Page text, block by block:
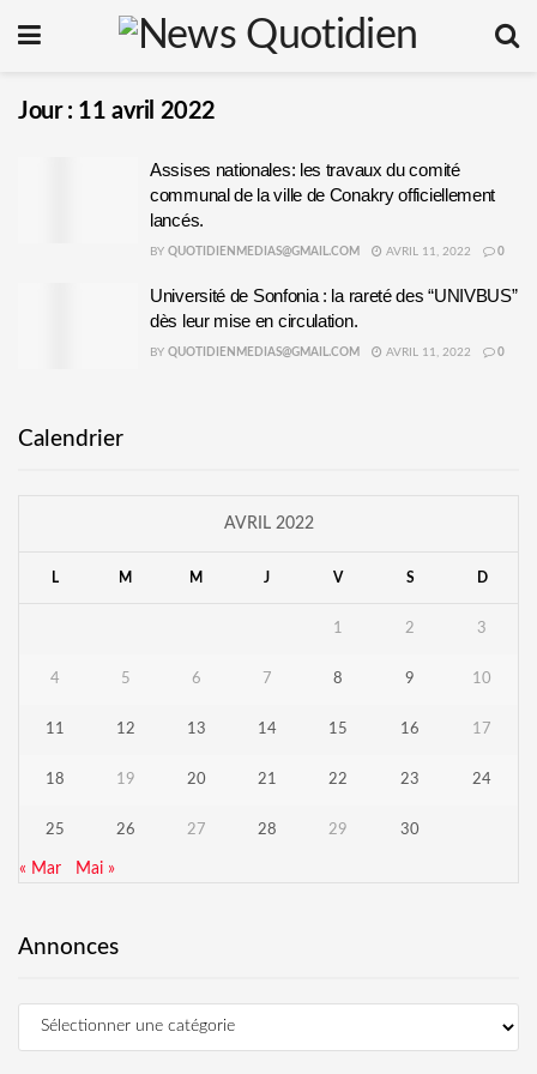
Jour : 11 avril 2022
Assises nationales: les travaux du comité
communal de la ville de Conakry officiellement
lancés.
BY QUOTIDIENMEDIAS@GMAIL.COM AVRIL 11, 2022 0
Université de Sonfonia : la rareté des “UNIVBUS”
dès leur mise en circulation.
BY QUOTIDIENMEDIAS@GMAIL.COM AVRIL 11, 2022 0
Calendrier
AVRIL 2022
L M M J V S D
1 2 3
4 5 6 7 8 9 10
11 12 13 14 15 16 17
18 19 20 21 22 23 24
25 26 27 28 29 30
« Mar Mai »
Annonces